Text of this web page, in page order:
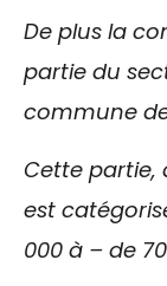
De plus la
partie du
commune
Cette partie,
est
000 à – de